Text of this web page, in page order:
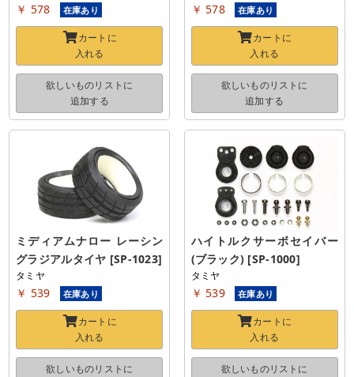
￥ 578 在庫あり
カートに
入れる
欲しいものリストに
追加する
￥ 578 在庫あり
カートに
入れる
欲しいものリストに
追加する
ミディアムナロー レーシン
グラジアルタイヤ [SP-1023]
タミヤ
￥ 539 在庫あり
カートに
入れる
欲しいものリストに
ハイトルクサーボセイバー
(ブラック) [SP-1000]
タミヤ
￥ 539 在庫あり
カートに
入れる
欲しいものリストに